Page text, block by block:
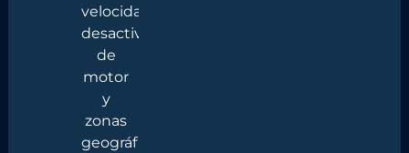
velocidad,
desactivación
de
motor
y
zonas
geográficas